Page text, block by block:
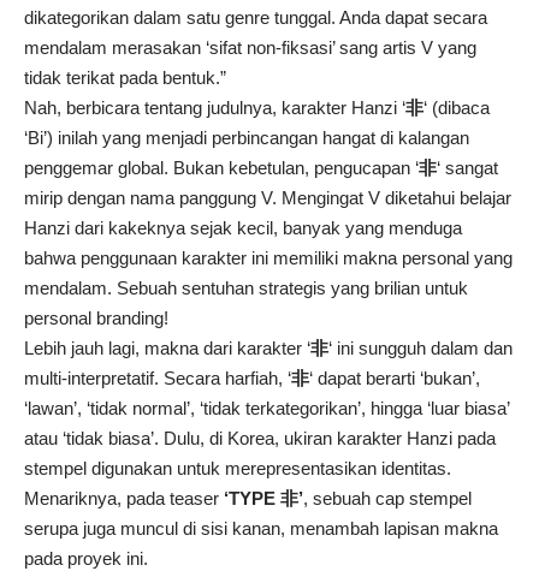
dikategorikan dalam satu genre tunggal. Anda dapat secara
mendalam merasakan ‘sifat non-fiksasi’ sang artis V yang
tidak terikat pada bentuk.”
Nah, berbicara tentang judulnya, karakter Hanzi ‘非‘ (dibaca
‘Bi’) inilah yang menjadi perbincangan hangat di kalangan
penggemar global. Bukan kebetulan, pengucapan ‘非‘ sangat
mirip dengan nama panggung V. Mengingat V diketahui belajar
Hanzi dari kakeknya sejak kecil, banyak yang menduga
bahwa penggunaan karakter ini memiliki makna personal yang
mendalam. Sebuah sentuhan strategis yang brilian untuk
personal branding!
Lebih jauh lagi, makna dari karakter ‘非‘ ini sungguh dalam dan
multi-interpretatif. Secara harfiah, ‘非‘ dapat berarti ‘bukan’,
‘lawan’, ‘tidak normal’, ‘tidak terkategorikan’, hingga ‘luar biasa’
atau ‘tidak biasa’. Dulu, di Korea, ukiran karakter Hanzi pada
stempel digunakan untuk merepresentasikan identitas.
Menariknya, pada teaser ‘TYPE 非’, sebuah cap stempel
serupa juga muncul di sisi kanan, menambah lapisan makna
pada proyek ini.